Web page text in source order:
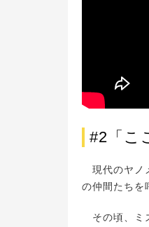
#2「こ
現代のヤノ
の仲間たちを
その頃、ミ